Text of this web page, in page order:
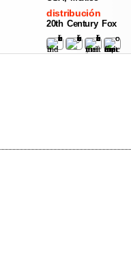
distribución
20th Century Fox